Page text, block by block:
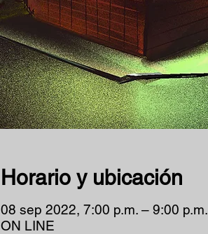
Horario y ubicación
08 sep 2022, 7:00 p.m. – 9:00 p.m.
ON LINE